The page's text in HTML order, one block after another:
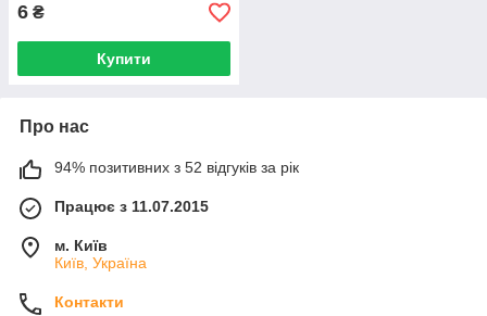
6 ₴
Купити
Про нас
94% позитивних з 52 відгуків за рік
Працює з 11.07.2015
м. Київ
Київ, Україна
Контакти